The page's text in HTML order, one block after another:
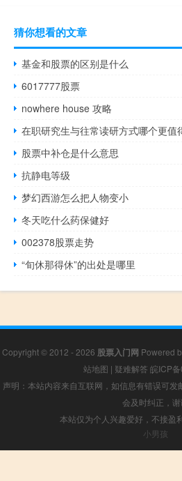
猜你想看的文章
基金和股票的区别是什么
6017777股票
nowhere house 攻略
在职研究生与往常读研方式哪个更值
股票中补仓是什么意思
抗静电等级
梦幻西游怎么把人物变小
冬天吃什么药保健好
002378股票走势
“旬休那得休”的出处是哪里
Copyright © 2012 - 2026 股票入门网 Powered
站地图 | 疑难解答 皖ICP
声明：本站内容来自互联网，如信息有错误可
会及时纠正，谢
本站仅为个人兴趣爱好，不接盈
小男孩